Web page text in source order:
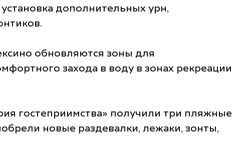
дополнительных урн,
обновляются зоны для
захода в воду в зонах рекреации
гостеприимства» получили три пляжные
новые раздевалки, лежаки, зонты,